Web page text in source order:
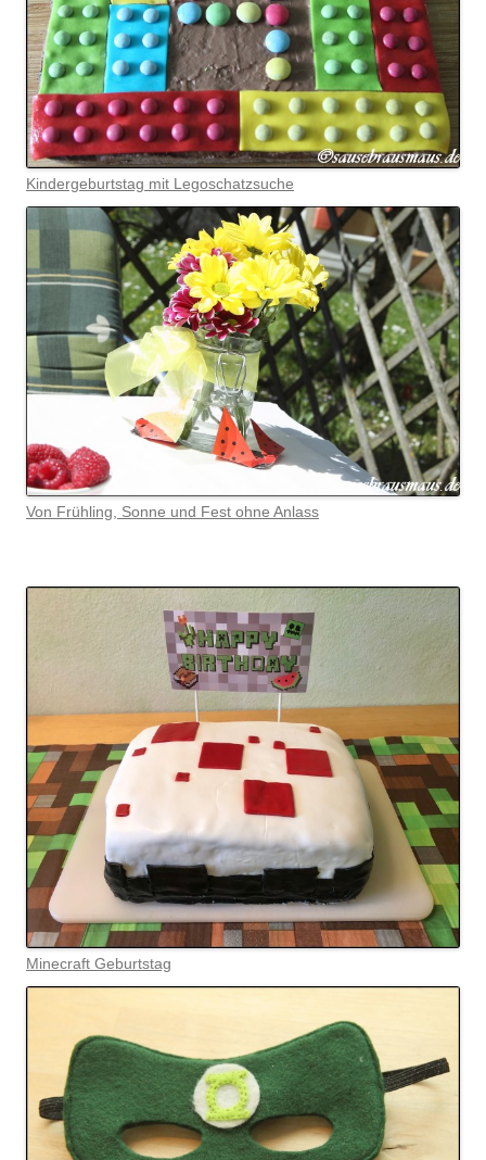
Kindergeburtstag mit Legoschatzsuche
Von Frühling, Sonne und Fest ohne Anlass
Minecraft Geburtstag